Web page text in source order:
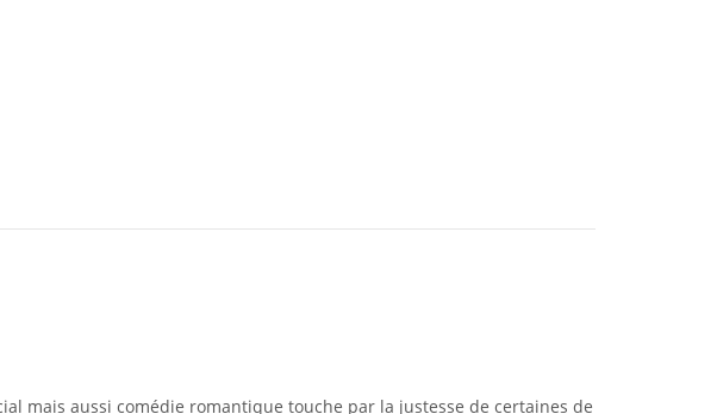
mais aussi comédie romantique touche par la justesse de certaines de